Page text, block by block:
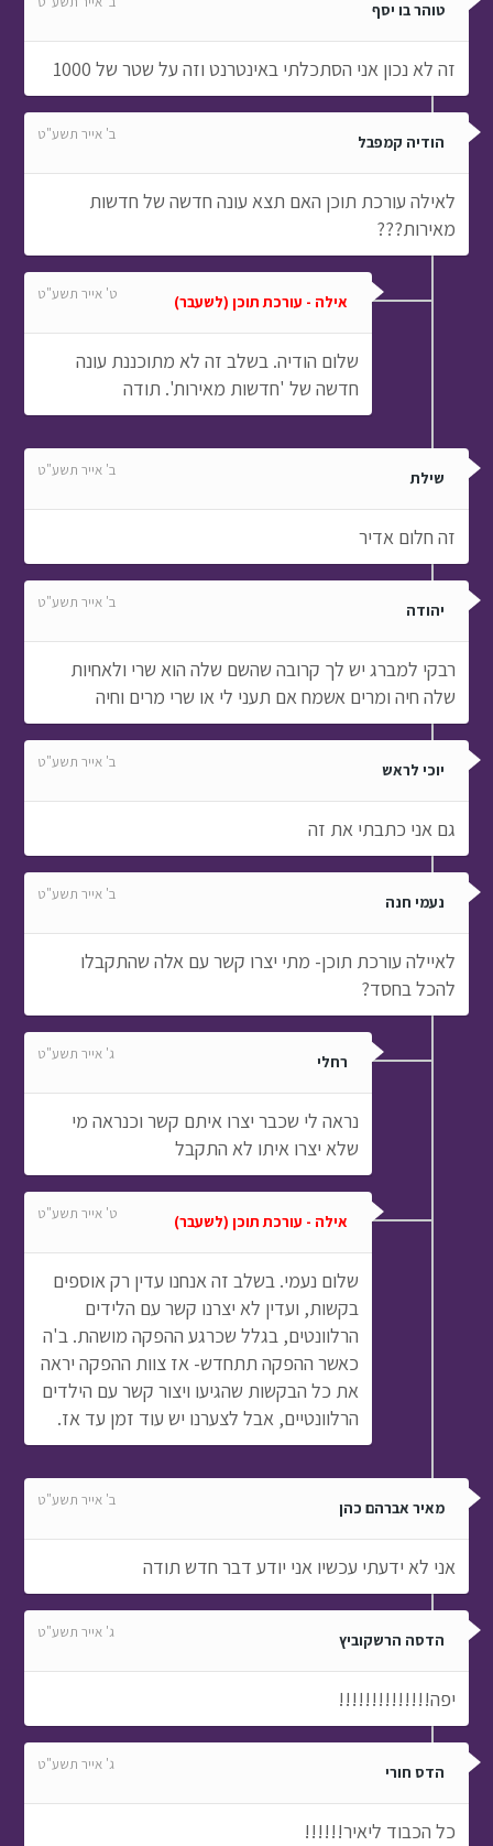
טוהר בו יסף
זה לא נכון אני הסתכלתי באינטרנט וזה על שטר של 1000
הודיה קמפבל ב' אייר תשע"ט
לאילה עורכת תוכן האם תצא עונה חדשה של חדשות
מאירות???
אילה - עורכת תוכן (לשעבר) ט' אייר תשע"ט
שלום הודיה. בשלב זה לא מתוכננת עונה
חדשה של 'חדשות מאירות'. תודה
שילת ב' אייר תשע"ט
זה חלום אדיר
יהודה ב' אייר תשע"ט
רבקי למברג יש לך קרובה שהשם שלה הוא שרי ולאחיות
שלה חיה ומרים אשמח אם תעני לי או שרי מרים וחיה
יוכי לראש ב' אייר תשע"ט
גם אני כתבתי את זה
נעמי חנה ב' אייר תשע"ט
לאיילה עורכת תוכן- מתי יצרו קשר עם אלה שהתקבלו
להכל בחסד?
רחלי ג' אייר תשע"ט
נראה לי שכבר יצרו איתם קשר וכנראה מי
שלא יצרו איתו לא התקבל
אילה - עורכת תוכן (לשעבר) ט' אייר תשע"ט
שלום נעמי. בשלב זה אנחנו עדין רק אוספים
בקשות, ועדין לא יצרנו קשר עם הלידים
הרלוונטים, בגלל שכרגע ההפקה מושהת. ב'ה
כאשר ההפקה תתחדש- אז צוות ההפקה יראה
את כל הבקשות שהגיעו ויצור קשר עם הילדים
הרלוונטיים, אבל לצערנו יש עוד זמן עד אז.
מאיר אברהם כהן ב' אייר תשע"ט
אני לא ידעתי עכשיו אני יודע דבר חדש תודה
הדסה הרשקוביץ ג' אייר תשע"ט
יפה!!!!!!!!!!!!!!
הדס חורי ג' אייר תשע"ט
כל הכבוד ליאיר!!!!!!